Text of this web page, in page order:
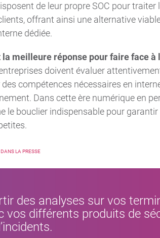
de leur propre SOC pour traiter
offrant ainsi une alternative
dédiée.
la meilleure réponse pour faire face
doivent évaluer
compétences nécessaires en
Dans cette ère numérique en
le bouclier indispensable pour
LA PRESSE
des analyses sur vos
vos différents produits de